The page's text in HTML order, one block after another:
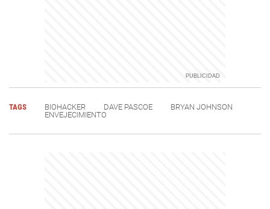
TAGS BIOHACKER DAVE PASCOE
BRYAN JOHNSON
ENVEJECIMIENTO